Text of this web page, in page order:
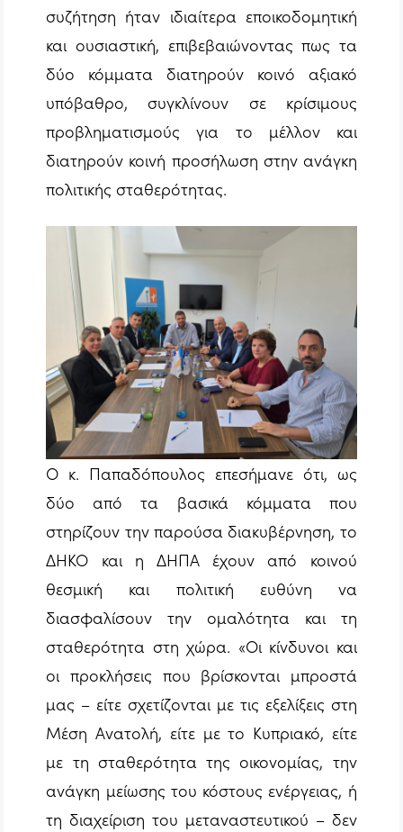
συζήτηση ήταν ιδιαίτερα εποικοδομητική
και ουσιαστική, επιβεβαιώνοντας πως τα
δύο κόμματα διατηρούν κοινό αξιακό
υπόβαθρο, συγκλίνουν σε κρίσιμους
προβληματισμούς για το μέλλον και
διατηρούν κοινή προσήλωση στην ανάγκη
πολιτικής σταθερότητας.
Ο κ. Παπαδόπουλος επεσήμανε ότι, ως
δύο από τα βασικά κόμματα που
στηρίζουν την παρούσα διακυβέρνηση, το
ΔΗΚΟ και η ΔΗΠΑ έχουν από κοινού
θεσμική και πολιτική ευθύνη να
διασφαλίσουν την ομαλότητα και τη
σταθερότητα στη χώρα. «Οι κίνδυνοι και
οι προκλήσεις που βρίσκονται μπροστά
μας – είτε σχετίζονται με τις εξελίξεις στη
Μέση Ανατολή, είτε με το Κυπριακό, είτε
με τη σταθερότητα της οικονομίας, την
ανάγκη μείωσης του κόστους ενέργειας, ή
τη διαχείριση του μεταναστευτικού – δεν